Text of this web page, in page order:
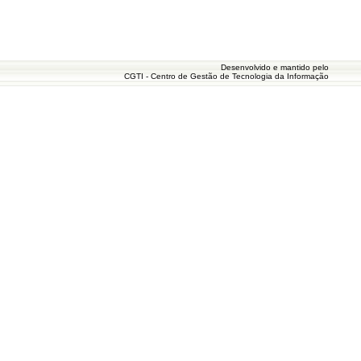
Desenvolvido e mantido pelo
CGTI - Centro de Gestão de Tecnologia da Informação